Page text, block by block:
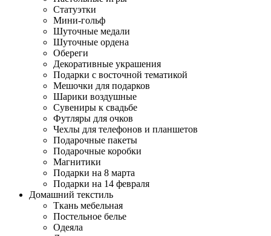
Статуэтки
Мини-гольф
Шуточные медали
Шуточные ордена
Обереги
Декоративные украшения
Подарки с восточной тематикой
Мешочки для подарков
Шарики воздушные
Сувениры к свадьбе
Футляры для очков
Чехлы для телефонов и планшетов
Подарочные пакеты
Подарочные коробки
Магнитики
Подарки на 8 марта
Подарки на 14 февраля
Домашний текстиль
Ткань мебельная
Постельное белье
Одеяла